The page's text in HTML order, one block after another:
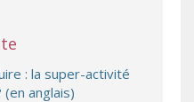
: la super-activité
anglais)